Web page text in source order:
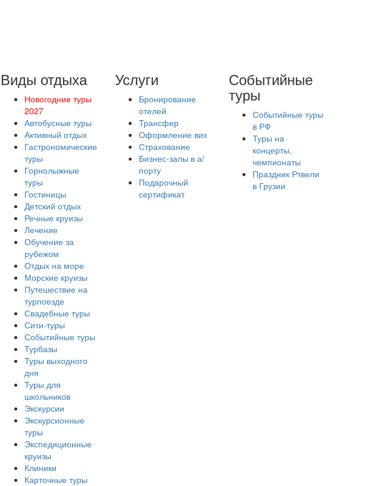
Виды отдыха
Новогодние туры
2027
Автобусные туры
Активный отдых
Гастрономические
туры
Горнолыжные
туры
Гостиницы
Детский отдых
Речные круизы
Лечение
Обучение за
рубежом
Отдых на море
Морские круизы
Путешествие на
турпоезде
Свадебные туры
Сити-туры
Событийные туры
Турбазы
Туры выходного
дня
Туры для
школьников
Экскурсии
Экскурсионные
туры
Экспедиционные
круизы
Клиники
Карточные туры
Услуги
Бронирование
отелей
Трансфер
Оформление виз
Страхование
Бизнес-залы в а/
порту
Подарочный
сертификат
Событийные
туры
Событийные туры
в РФ
Туры на
концерты,
чемпионаты
Праздник Ртвели
в Грузии